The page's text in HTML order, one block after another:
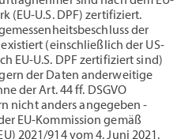
(EU-U.S. DPF) zertifiziert.
der
(einschließlich der US-
EU-U.S. DPF zertifiziert sind)
der Daten anderweitige
der Art. 44 ff. DSGVO
nicht anders angegeben -
EU-Kommission gemäß
2021/914 vom 4. Juni 2021.